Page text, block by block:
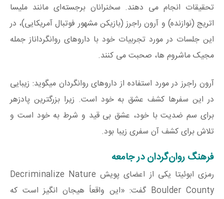
تحقیقات انجام می دهند. سخنرانان برجسته‌ای مانند ملیسا
اتریج (نوازنده) و آرون راجرز (بازیکن مشهور فوتبال آمریکایی)، در
این جلسات در مورد تجربیات خود با داروهای روانگرداناز جمله
مجیک ماشروم ها، صحبت می کنند.
آرون راجرز در مورد استفاده از داروهای روانگردان میگوید: زیبایی
در این سفرها کشف عشق به خود است. زیرا بزرگترین پادزهر
برای سم ضدیت با خود، عشق بی قید و شرط به خود است و
تلاش برای کشف آن سفری زیبا بود.
فرهنگ روان‌گردان در جامعه
رمزی ابوئیتا یکی از اعضای پویش Decriminalize Nature
Boulder County گفت: «این واقعاً هیجان انگیز است که